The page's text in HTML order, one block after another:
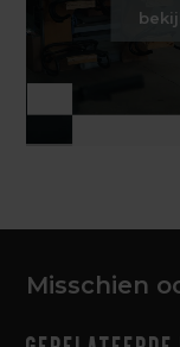
Misschien